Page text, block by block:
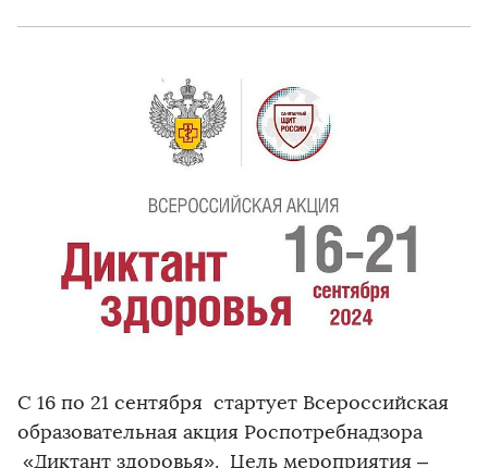
С 16 по 21 сентября стартует Всероссийская
образовательная акция Роспотребнадзора
«Диктант здоровья». Цель мероприятия –